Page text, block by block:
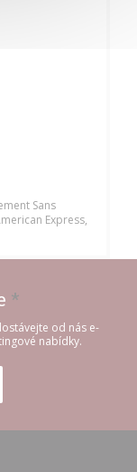
Sans
Express,
*
od nás e-
nabídky.